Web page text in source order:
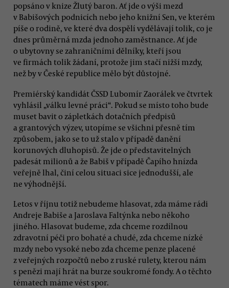
popsáno v knize Žlutý baron. Ať jde o výši mezd
v Babišových podnicích nebo jeho knižní Sen, ve kterém
píše o rodině, ve které dva dospělí vydělávají tolik, co je
dnes průměrná mzda jednoho zaměstnance. Ať jde
o ubytovny se zahraničními dělníky, kteří jsou
ve firmách tolik žádaní, protože jim stačí nižší mzdy,
než by v České republice mělo být důstojné.
Premiérský kandidát ČSSD Lubomír Zaorálek ve čtvrtek
vyhlásil „válku levné práci“. Pokud se místo toho bude
muset bavit o zápletkách dotačních předpisů
a grantových výzev, utopíme se všichni přesně tím
způsobem, jako se to už stalo v případě danění
korunových dluhopisů. Že jde o představitelných
padesát milionů a že Babiš v případě Čapího hnízda
veřejně lhal, činí celou situaci sice jednodušší, ale
ne výhodnější.
Letos v říjnu totiž nebudeme hlasovat, zda máme rádi
Andreje Babiše a Jaroslava Faltýnka nebo někoho
jiného. Hlasovat budeme, zda chceme rozdílnou
zdravotní péči pro bohaté a chudé, zda chceme nízké
mzdy nebo vysoké nebo zda chceme penze placené
z veřejných rozpočtů nebo z ruské rulety, kterou nám
s penězi mají hrát na burze soukromé fondy. A o těchto
tématech máme vést spor.